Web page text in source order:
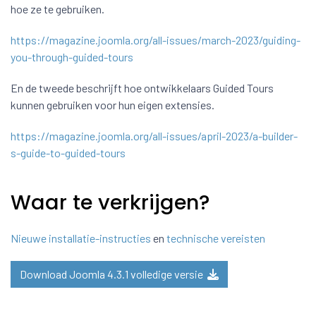
hoe ze te gebruiken.
https://magazine.joomla.org/all-issues/march-2023/guiding-
you-through-guided-tours
En de tweede beschrijft hoe ontwikkelaars Guided Tours
kunnen gebruiken voor hun eigen extensies.
https://magazine.joomla.org/all-issues/april-2023/a-builder-
s-guide-to-guided-tours
Waar te verkrijgen?
Nieuwe installatie-instructies en technische vereisten
Download Joomla 4.3.1 volledige versie